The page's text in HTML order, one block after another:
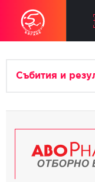
Събития и